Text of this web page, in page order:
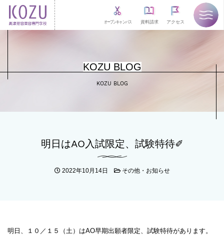
オープンキャンパス 資料請求 アクセス
KOZU BLOG
KOZU BLOG
明日はAO入試限定、試験特待✐
2022年10月14日 その他・お知らせ
明日、１０／１５（土）はAO早期出願者限定、試験特待があります。